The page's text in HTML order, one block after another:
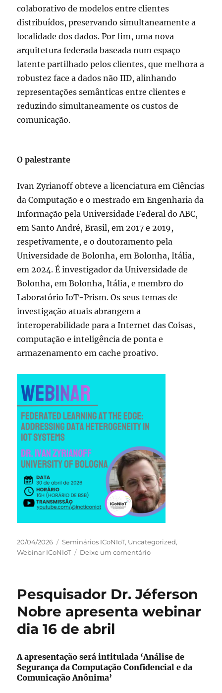
colaborativo de modelos entre clientes
distribuídos, preservando simultaneamente a
localidade dos dados. Por fim, uma nova
arquitetura federada baseada num espaço
latente partilhado pelos clientes, que melhora a
robustez face a dados não IID, alinhando
representações semânticas entre clientes e
reduzindo simultaneamente os custos de
comunicação.
O palestrante
Ivan Zyrianoff obteve a licenciatura em Ciências
da Computação e o mestrado em Engenharia da
Informação pela Universidade Federal do ABC,
em Santo André, Brasil, em 2017 e 2019,
respetivamente, e o doutoramento pela
Universidade de Bolonha, em Bolonha, Itália,
em 2024. É investigador da Universidade de
Bolonha, em Bolonha, Itália, e membro do
Laboratório IoT-Prism. Os seus temas de
investigação atuais abrangem a
interoperabilidade para a Internet das Coisas,
computação e inteligência de ponta e
armazenamento em cache proativo.
Publicado
em
20/04/2026 Categorias
Seminários ICoNIoT, Uncategorized,
Webinar ICoNIoT
Deixe um comentárioem
Zyrianoff
apresenta
webinar
de
abril
Pesquisador Dr. Jéferson
Nobre apresenta webinar
dia 16 de abril
A apresentação será intitulada ‘Análise de
Segurança da Computação Confidencial e da
Comunicação Anônima’